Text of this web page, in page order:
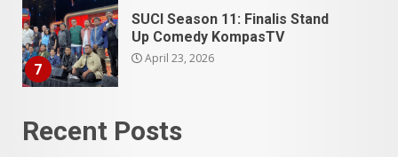
1
9 Tempat Istimewa Sumatera
Utara Bukan Cuma Medan dan
Danau Toba
Juli 31, 2026
5 Kuliner Sumatera Utara yang
Recent Posts